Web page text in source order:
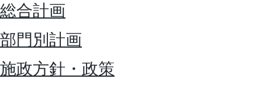
総合計画
部門別計画
施政方針・政策